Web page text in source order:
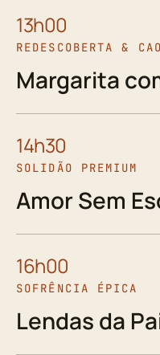
13h00
REDESCOBERTA &
Margarita
14h30
SOLIDÃO PREMIUM
Amor Sem
16h00
SOFRÊNCIA ÉPICA
Lendas da